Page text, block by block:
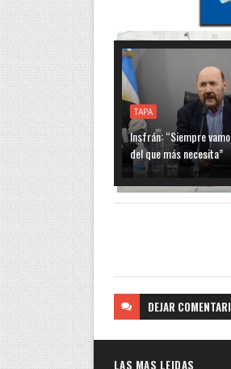
TAPA
Insfrán: “Siempre
del que más necesita”
DEJAR
LAS MAS LEIDAS